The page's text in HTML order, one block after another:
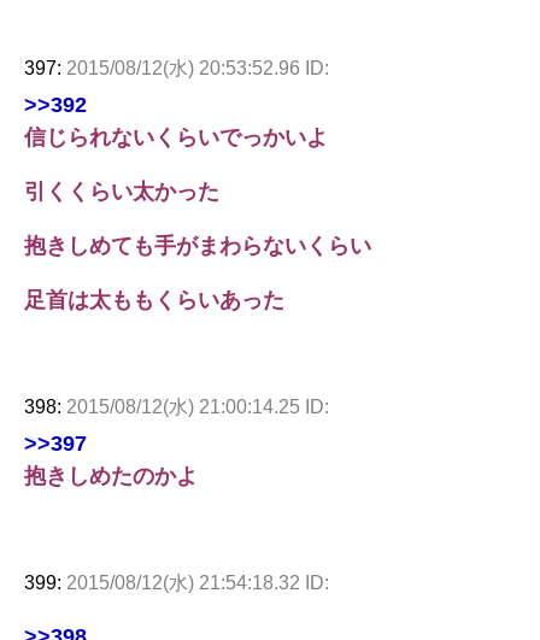
397: 2015/08/12(水) 20:53:52.96 ID:
>>392
信じられないくらいでっかいよ
引くくらい太かった
抱きしめても手がまわらないくらい
足首は太ももくらいあった
398: 2015/08/12(水) 21:00:14.25 ID:
>>397
抱きしめたのかよ
399: 2015/08/12(水) 21:54:18.32 ID: